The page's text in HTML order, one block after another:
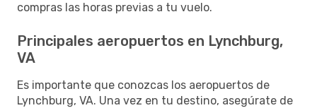
compras las horas previas a tu vuelo.
Principales aeropuertos en Lynchburg,
VA
Es importante que conozcas los aeropuertos de
Lynchburg, VA. Una vez en tu destino, asegúrate de